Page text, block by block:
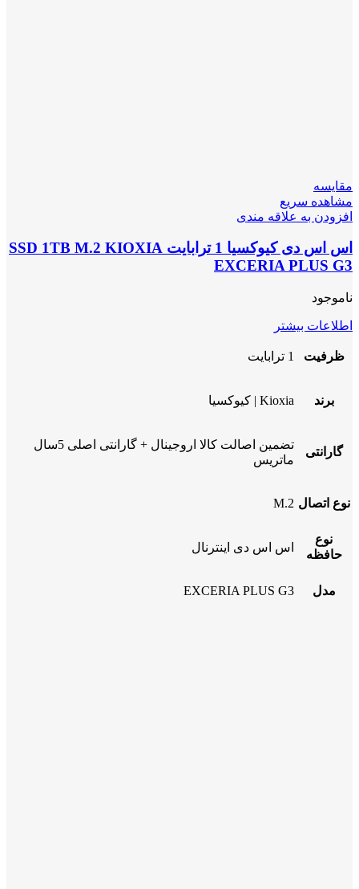
مقایسه
مشاهده سریع
افزودن به علاقه مندی
اس اس دی کیوکسیا 1 ترابایت SSD 1TB M.2 KIOXIA
EXCERIA PLUS G3
ناموجود
اطلاعات بیشتر
ظرفیت 1 ترابایت
برند Kioxia | کیوکسیا
گارانتی
تضمین اصالت کالا اروجینال + گارانتی اصلی 5سال
ماتریس
نوع اتصال M.2
نوع
حافظه
اس اس دی اینترنال
مدل EXCERIA PLUS G3